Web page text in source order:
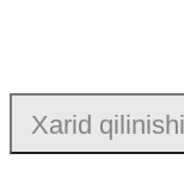
Xarid